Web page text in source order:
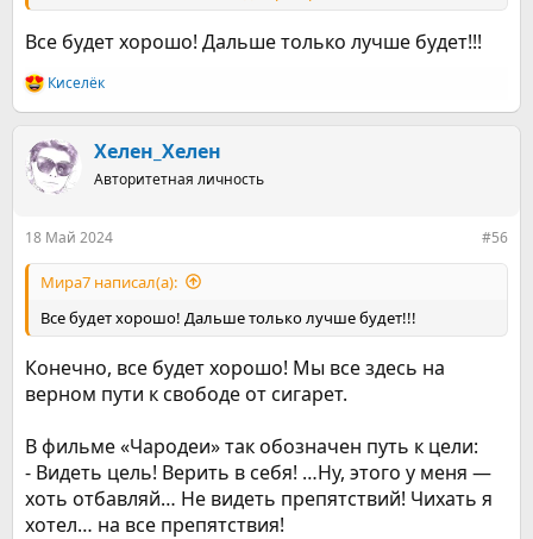
За истекшую неделю:
2. стала лучше выглядеть. Это говорят и окружающие и
оттенок), тургор кожи стал лучше.
В календаре бросающего курить упоминается о рубежном
14-ом дне, когда хочется попробовать одну сигарету из
любопытства. Это не мой случай. Я четко знаю: эту отраву
нужно убирать из своей жизни. Скатываться обратно в
Его бы восстановить как можно полнее. Вот задача так
задача!
Надеюсь, у меня все получится.
Все таки приходят же мысли, что сейчас хорошо бы
объективно понимаю, что получу только вонь,
обожженные слизистые, снова замусоренный организм,
разочарование и стресс. Мысли эти не агрессивные, но они
есть.
Все будет хорошо! Дальше только лучше будет!!!
Р
е
к
ц
и
Киселёк
Хелен_Хелен
Авторитетная личность
18 Май 2024 #56
Мира7 написал(а):
Все будет хорошо! Дальше только лучше будет!!!
Конечно, все будет хорошо! Мы все здесь на
верном пути к свободе от сигарет.
В фильме «Чародеи» так обозначен путь к цели:
- Видеть цель! Верить в себя! …Ну, этого у меня —
хоть отбавляй… Не видеть препятствий! Чихать я
хотел… на все препятствия!